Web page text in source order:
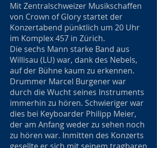
Mit Zentralschweizer Musikschaffen
von Crown of Glory startet der
Konzertabend pünktlich um 20 Uhr
im Komplex 457 in Zürich.
Die sechs Mann starke Band aus
Willisau (LU) war, dank des Nebels,
auf der Bühne kaum zu erkennen.
Drummer Marcel Burgener war
durch die Wucht seines Instruments
immerhin zu hören. Schwieriger war
dies bei Keyboarder Philipp Meier,
der am Anfang weder zu sehen noch
zu hören war. Inmitten des Konzerts